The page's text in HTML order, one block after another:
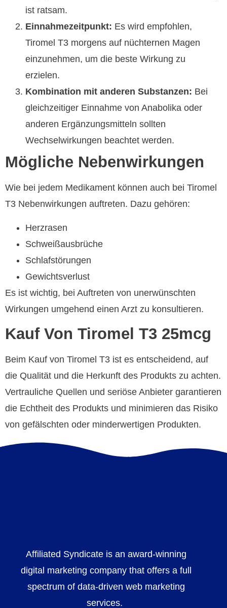
ist ratsam.
Einnahmezeitpunkt: Es wird empfohlen,
Tiromel T3 morgens auf nüchternen Magen
einzunehmen, um die beste Wirkung zu
erzielen.
Kombination mit anderen Substanzen: Bei
gleichzeitiger Einnahme von Anabolika oder
anderen Ergänzungsmitteln sollten
Wechselwirkungen beachtet werden.
Mögliche Nebenwirkungen
Wie bei jedem Medikament können auch bei Tiromel
T3 Nebenwirkungen auftreten. Dazu gehören:
Herzrasen
Schweißausbrüche
Schlafstörungen
Gewichtsverlust
Es ist wichtig, bei Auftreten von unerwünschten
Wirkungen umgehend einen Arzt zu konsultieren.
Kauf Von Tiromel T3 25mcg
Beim Kauf von Tiromel T3 ist es entscheidend, auf
die Qualität und die Herkunft des Produkts zu achten.
Vertrauliche Quellen und seriöse Anbieter garantieren
die Echtheit des Produkts und minimieren das Risiko
von gefälschten oder minderwertigen Produkten.
Affiliated Syndicate is an award-winning
digital marketing company that offers a full
spectrum of data-driven web marketing
services.